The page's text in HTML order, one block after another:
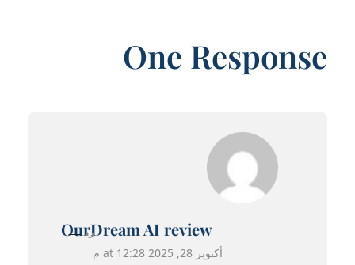
One Response
OurDream AI review
أكتوبر 28, 2025 at 12:28 م
رد